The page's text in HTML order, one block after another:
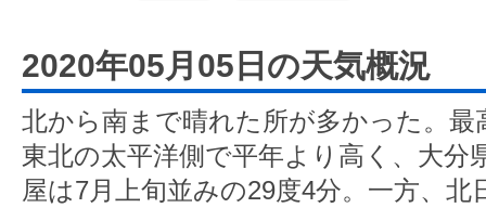
2020年05月05日の天気概況
北から南まで晴れた所が多かった。最
東北の太平洋側で平年より高く、大分
屋は7月上旬並みの29度4分。一方、